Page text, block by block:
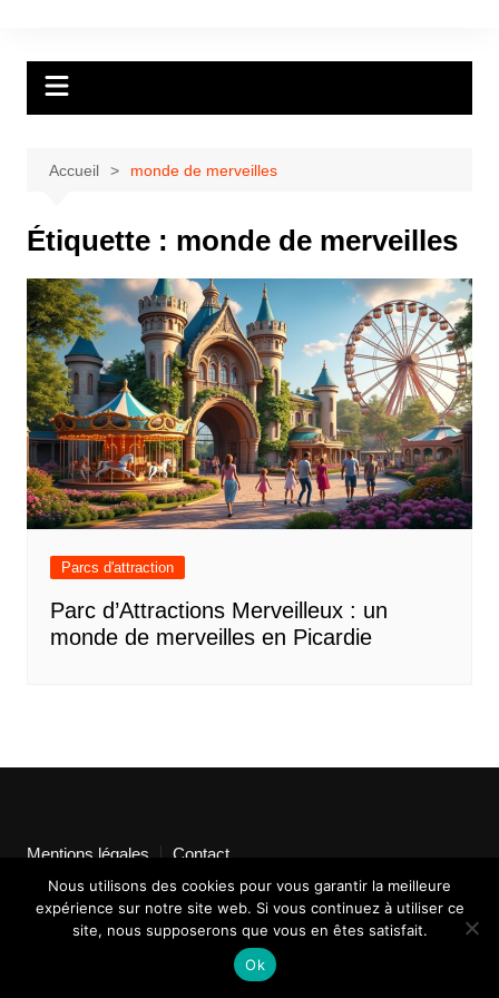
Accueil monde de merveilles
Étiquette : monde de merveilles
Parcs d'attraction
Parc d’Attractions Merveilleux : un
monde de merveilles en Picardie
Mentions légales Contact
Nous utilisons des cookies pour vous garantir la meilleure
expérience sur notre site web. Si vous continuez à utiliser ce
site, nous supposerons que vous en êtes satisfait.
Ok